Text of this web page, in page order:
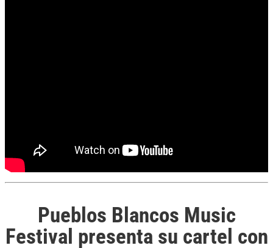
Pueblos Blancos Music
Festival presenta su cartel con